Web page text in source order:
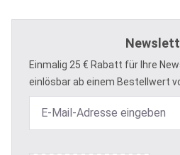
Einmalig 25 € Rabatt für Ihre
einlösbar ab einem Bestellwert